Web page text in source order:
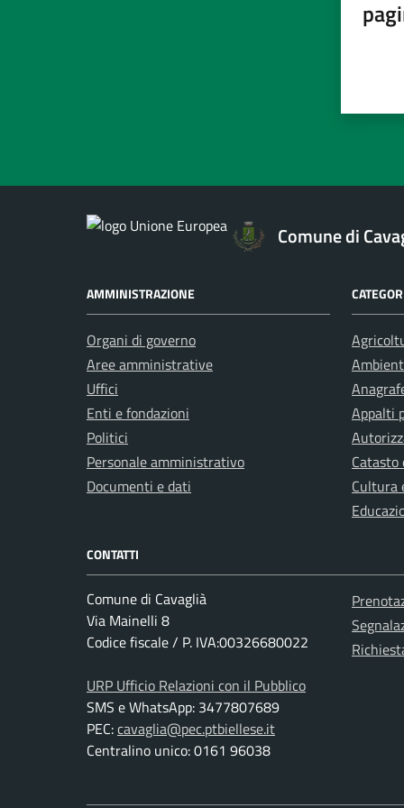
Comune di
AMMINISTRAZIONE
Organi di governo
Aree amministrative
Uffici
Enti e fondazioni
Politici
Personale amministrativo
Documenti e dati
Appalti
Cultura
CONTATTI
Comune di Cavaglià
Via Mainelli 8
Codice fiscale / P. IVA:00326680022
URP Ufficio Relazioni con il Pubblico
SMS e WhatsApp: 3477807689
PEC:cavaglia@pec.ptbiellese.it
Centralino unico: 0161 96038